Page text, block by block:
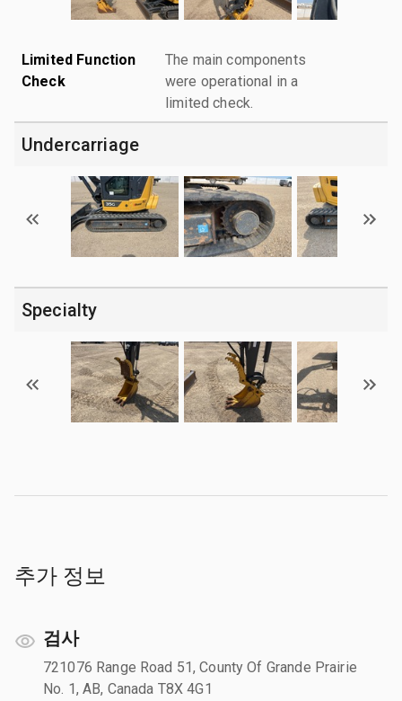
Limited Function
Check
The main components
were operational in a
limited check.
Undercarriage
Specialty
추가 정보
검사
721076 Range Road 51, County Of Grande Prairie
No. 1, AB, Canada T8X 4G1